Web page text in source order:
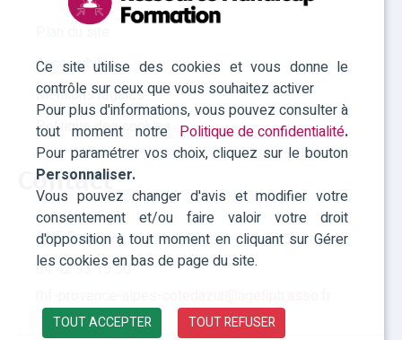
Ce site utilise des cookies et vous donne le
contrôle sur ceux que vous souhaitez activer
Pour plus d'informations, vous pouvez consulter à
tout moment notre Politique de confidentialité.
Pour paramétrer vos choix, cliquez sur le bouton
Personnaliser.
Vous pouvez changer d'avis et modifier votre
consentement et/ou faire valoir votre droit
d'opposition à tout moment en cliquant sur Gérer
les cookies en bas de page du site.
TOUT ACCEPTER TOUT REFUSER
Plan du site
Accessibilité
Mentions légales
Politique des cookies
Contact
RHF Paca
04 42 93 15 50